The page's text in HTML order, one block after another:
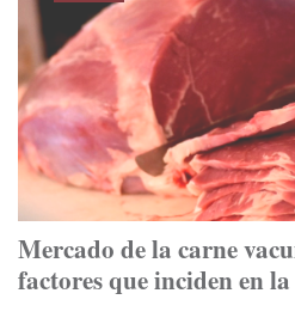
Mercado de la carne
factores que inciden en